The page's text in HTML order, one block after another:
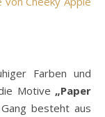
Farben und
Motive „Paper
besteht aus